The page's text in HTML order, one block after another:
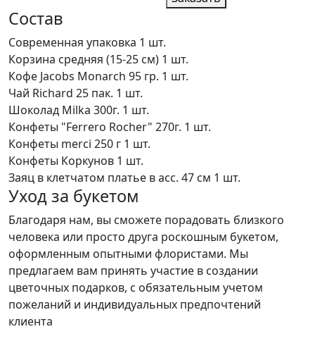
Состав
Современная упаковка 1 шт.
Корзина средняя (15-25 см) 1 шт.
Кофе Jacobs Monarch 95 гр. 1 шт.
Чай Richard 25 пак. 1 шт.
Шоколад Milka 300г. 1 шт.
Конфеты "Ferrero Rocher" 270г. 1 шт.
Конфеты merci 250 г 1 шт.
Конфеты Коркунов 1 шт.
Заяц в клетчатом платье в асс. 47 см 1 шт.
Уход за букетом
Благодаря нам, вы сможете порадовать близкого
человека или просто друга роскошным букетом,
оформленным опытными флористами. Мы
предлагаем вам принять участие в создании
цветочных подарков, с обязательным учетом
пожеланий и индивидуальных предпочтений
клиента